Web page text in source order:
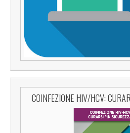
COINFEZIONE HIV/HCV: